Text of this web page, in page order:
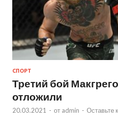
СПОРТ
Третий бой
отложили
20.03.2021 - от admin - Оставьте